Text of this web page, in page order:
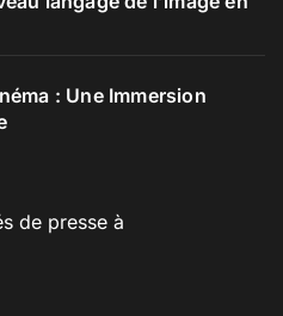
: Une Immersion
de presse à